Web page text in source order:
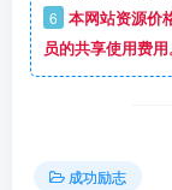
6 本网站资源价
员的共享使用费用
成功励志